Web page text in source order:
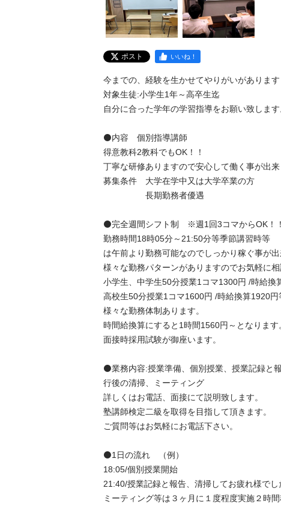
ポスト いいね！
今までの、経験を生かせてやりがいがあります
対象生徒:小学生1年～高卒生迄
自分に合った学年の学習指導をお願い致します
⚫️内容　個別指導講師
得意教科2教科でもOK！！
丁寧な研修ありますので安心して働く事が出来
募集条件　大学在学中又は大学卒業の方
長期勤務者優遇
⚫️完全週間シフト制　※週1回3コマからOK！！
勤務時間18時05分～21:50分等季節講習時等
は午前より勤務可能なのでしっかり稼ぐ事が出
様々な勤務パターンがありますのでお気軽に相
小学生、中学生50分授業1コマ1300円 /時給換
高校生50分授業1コマ1600円 /時給換算1920円
様々な勤務体制あります。
時間給換算にすると1時間1560円～となります
面接時採用試験が御座います。
⚫️業務内容:授業準備、個別授業、授業記録と報
行後の清掃、ミーティング
詳しくはお電話、面接にて説明致します。
塾講師検定二級を取得を目指して頂きます。
ご質問等はお気軽にお電話下さい。
⚫️1日の流れ　（例）
18:05/個別授業開始
21:40/授業記録と報告、清掃してお疲れ様でし
ミーティング等は３ヶ月に１度程度実施２時